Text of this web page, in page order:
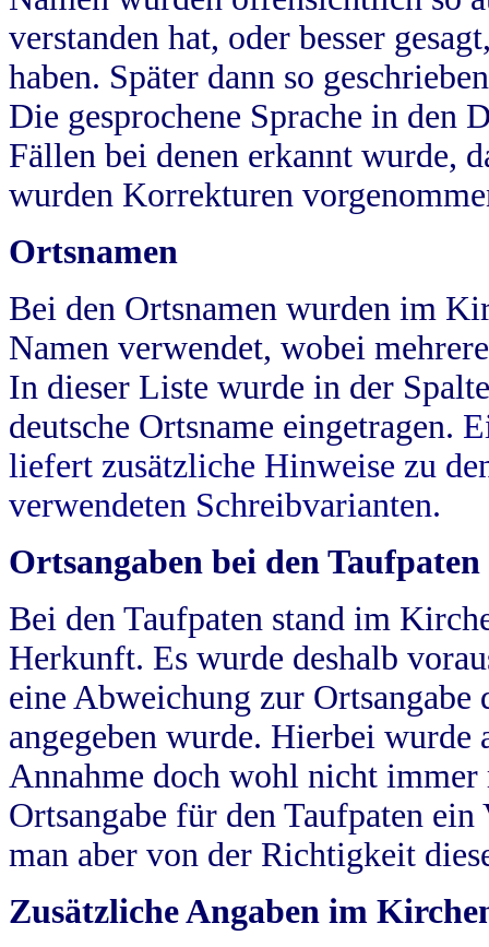
verstanden hat, oder besser
haben. Später dann so
Die gesprochene Sprache in
Fällen bei denen erkannt wurde,
wurden Korrekturen
Ortsnamen
Bei den Ortsnamen wurden im
Namen verwendet, wobei
In dieser Liste wurde in der
deutsche Ortsname eingetragen.
liefert zusätzliche Hinweise zu
verwendeten Schreibvarianten.
Ortsangaben bei den Taufpaten
Bei den Taufpaten stand im
Herkunft. Es wurde deshalb
eine Abweichung zur
angegeben wurde. Hierbei wurde
Annahme doch wohl nicht
Ortsangabe für den Taufpaten
man aber von der Richtigkeit
Zusätzliche Angaben im